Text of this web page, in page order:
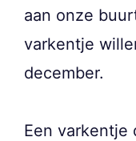
aan onze
varkentje
december.
Een varkentje